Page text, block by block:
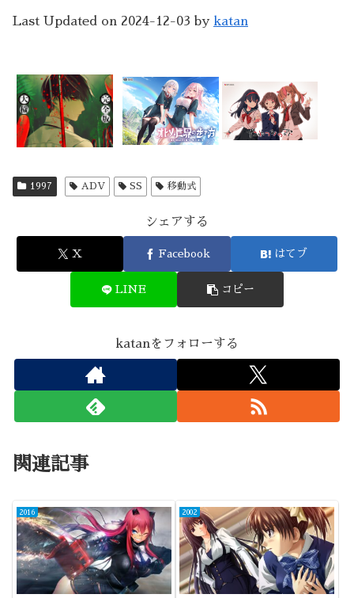
Last Updated on 2024-12-03 by katan
1997 ADV SS 移動式
シェアする
X Facebook はてブ
LINE コピー
katanをフォローする
関連記事
2016 2002